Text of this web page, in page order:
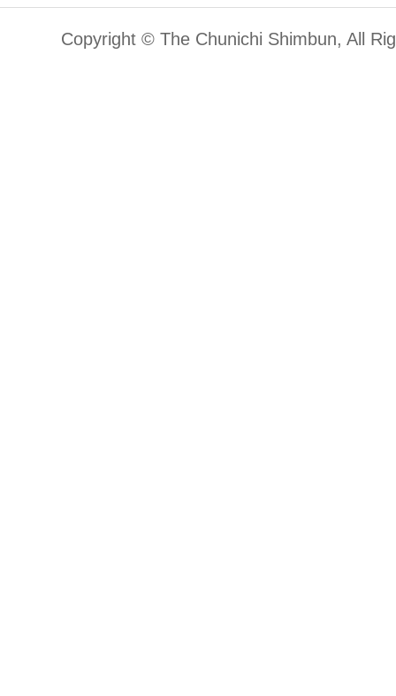
Copyright © The Chunichi Shimbun, All